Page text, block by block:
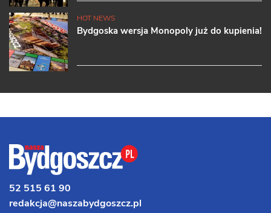
HOT NEWS
Bydgoska wersja Monopoly już do kupienia!
52 515 61 90
redakcja@naszabydgoszcz.pl